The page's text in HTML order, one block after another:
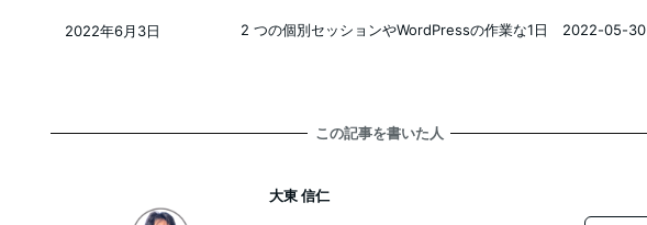
2 つの個別セッションやWordPressの作業な1日 2022-05-30
2022年6月3日
この記事を書いた人
大東 信仁